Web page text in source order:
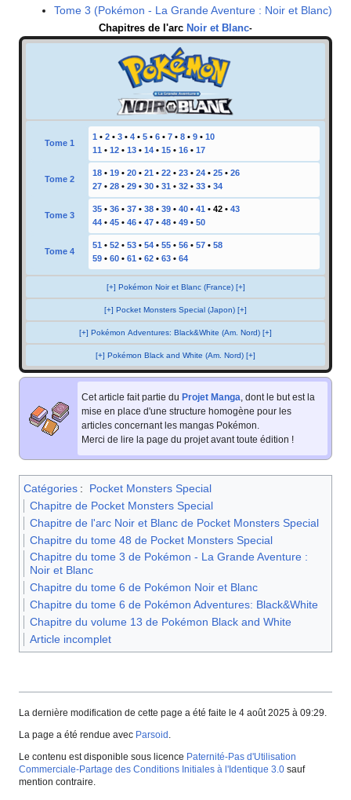
Tome 3 (Pokémon - La Grande Aventure : Noir et Blanc)
Chapitres de l'arc Noir et Blanc-
Tome 1
1 • 2 • 3 • 4 • 5 • 6 • 7 • 8 • 9 • 10
11 • 12 • 13 • 14 • 15 • 16 • 17
Tome 2
18 • 19 • 20 • 21 • 22 • 23 • 24 • 25 • 26
27 • 28 • 29 • 30 • 31 • 32 • 33 • 34
Tome 3
35 • 36 • 37 • 38 • 39 • 40 • 41 • 42 • 43
44 • 45 • 46 • 47 • 48 • 49 • 50
Tome 4
51 • 52 • 53 • 54 • 55 • 56 • 57 • 58
59 • 60 • 61 • 62 • 63 • 64
[+] Pokémon Noir et Blanc (France) [+]
[+] Pocket Monsters Special (Japon) [+]
[+] Pokémon Adventures: Black&White (Am. Nord) [+]
[+] Pokémon Black and White (Am. Nord) [+]
Cet article fait partie du Projet Manga, dont le but est la
mise en place d'une structure homogène pour les
articles concernant les mangas Pokémon.
Merci de lire la page du projet avant toute édition !
Catégories :
Pocket Monsters Special
Chapitre de Pocket Monsters Special
Chapitre de l'arc Noir et Blanc de Pocket Monsters Special
Chapitre du tome 48 de Pocket Monsters Special
Chapitre du tome 3 de Pokémon - La Grande Aventure :
Noir et Blanc
Chapitre du tome 6 de Pokémon Noir et Blanc
Chapitre du tome 6 de Pokémon Adventures: Black&White
Chapitre du volume 13 de Pokémon Black and White
Article incomplet
La dernière modification de cette page a été faite le 4 août 2025 à 09:29.
La page a été rendue avec Parsoid.
Le contenu est disponible sous licence Paternité-Pas d'Utilisation
Commerciale-Partage des Conditions Initiales à l'Identique 3.0 sauf
mention contraire.